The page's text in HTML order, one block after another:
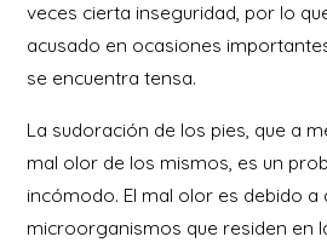
veces cierta inseguridad, por lo
acusado en ocasiones
se encuentra tensa.
La sudoración de los pies, que a
mal olor de los mismos, es un
incómodo. El mal olor es debido a
microorganismos que residen en